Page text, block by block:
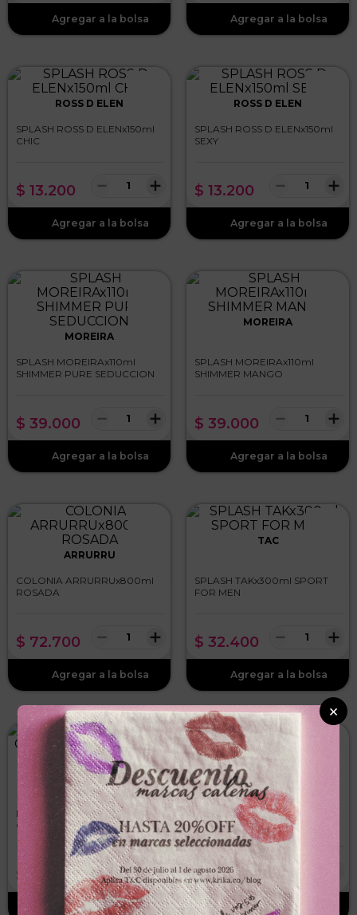
ROSS D ELEN
SPLASH ROSS D ELENx150ml
CHIC
$ 13.200 ＋
－
ROSS D ELEN
SPLASH ROSS D ELENx150ml
SEXY
$ 13.200 ＋
－
MOREIRA
SPLASH MOREIRAx110ml
SHIMMER PURE SEDUCCION
$ 39.000 ＋
－
MOREIRA
SPLASH MOREIRAx110ml
SHIMMER MANGO
$ 39.000 ＋
－
ARRURRU
COLONIA ARRURRUx800ml
ROSADA
$ 72.700 ＋
－
TAC
SPLASH TAKx300ml SPORT
FOR MEN
$ 32.400 ＋
－
OVERTURE
KIT CORPORAL
OVERTUREx2und ALIA NOIR
150+20m
$ 32 900 ＋
－
MOREIRA
SPLASH MOREIRAx110ml
SHIMMER BOMBOMBUN
$ 39.000 ＋
－
×